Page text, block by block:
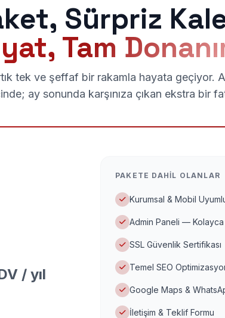
Sürpriz
Tam
tek ve şeffaf bir rakamla hayata geçiyor.
ay sonunda karşınıza çıkan ekstra bir
/ yıl
PAKETE DAHIL OLANLAR
Kurumsal & Mobil
Admin Paneli —
SSL Güvenlik Sertifikası
Temel SEO
Google Maps &
İletişim & Teklif Formu